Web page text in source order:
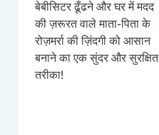
बेबीसिटर ढूँढने और घर में मदद
की ज़रूरत वाले माता-पिता के
रोज़मर्रा की ज़िंदगी को आसान
बनाने का एक सुंदर और सुरक्षित
तरीका!